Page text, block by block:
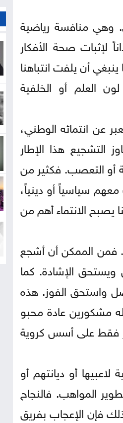
وهي منافسة رياضية
لإثبات صحة الأفكار
أن يلفت انتباهنا
العلم أو الخلفية
عن انتمائه الوطني،
التشجيع هذا الإطار
أو التعصب. فكثير من
سياسياً أو دينياً،
يصبح الانتماء أهم من
فمن الممكن أن أشجع
الإشادة. كما
واستحق الفوز. هذه
مشكورين عادة محبو
فقط على أسس كروية
أو ديانتهم أو
المواهب. فالنجاح
فإن الإعجاب بفريق